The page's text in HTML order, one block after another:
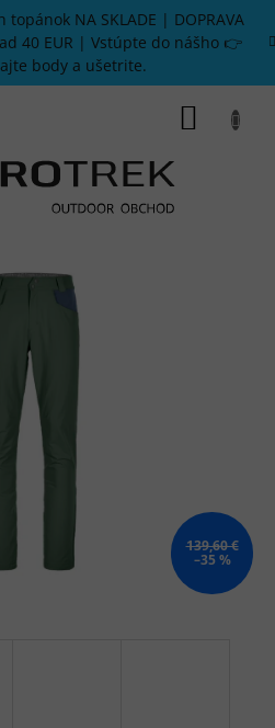
NA SKLADE | DOPRAVA
40 EUR | Vstúpte do nášho 👉
body a ušetrite.
139,60 €
–35 %